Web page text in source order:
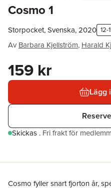
Cosmo 1
Storpocket, Svenska, 2020 12-
Av Barbara Kjellström, Harald
159 kr
Lägg
Skickas . Fri frakt för
Cosmo fyller snart fjorton år,